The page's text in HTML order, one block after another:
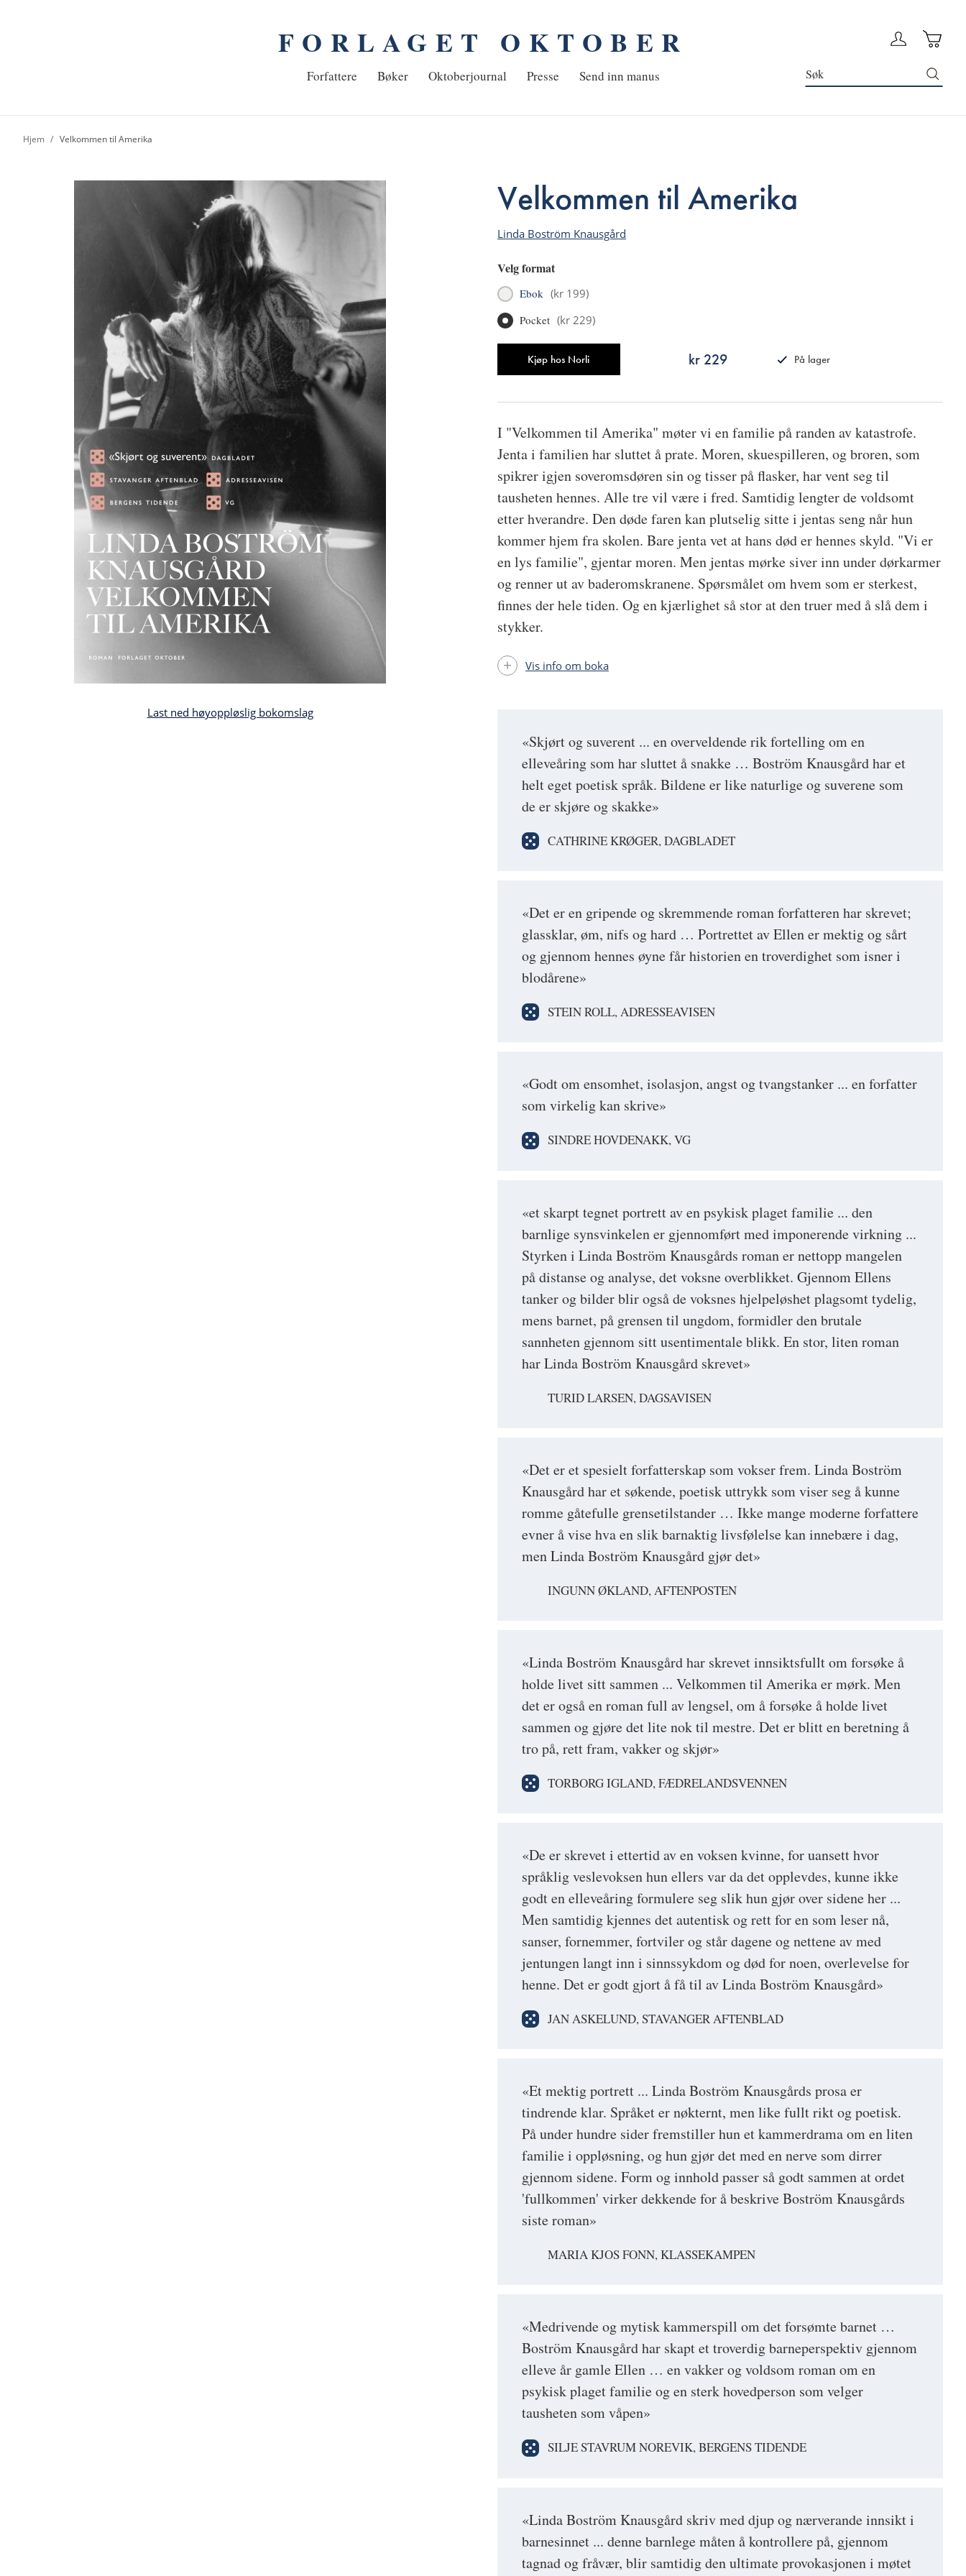
Logg
FORLAGET OKTOBER
Hjem
Forfattere Bøker Oktoberjournal Presse Send inn manus Søk
Hjem Velkommen til Amerika
Last ned høyoppløslig bokomslag
Velkommen til Amerika
Linda Boström Knausgård
Velg format
Ebok (kr 199)
Pocket (kr 229)
Kjøp hos Norli kr 229
På lager
«Skjørt og suverent ... en overveldende rik fortelling om en
elleveåring som har sluttet å snakke … Boström Knausgård har et
helt eget poetisk språk. Bildene er like naturlige og suverene som
de er skjøre og skakke»
CATHRINE KRØGER, DAGBLADET
«Det er en gripende og skremmende roman forfatteren har skrevet;
glassklar, øm, nifs og hard … Portrettet av Ellen er mektig og sårt
og gjennom hennes øyne får historien en troverdighet som isner i
blodårene»
STEIN ROLL, ADRESSEAVISEN
«Godt om ensomhet, isolasjon, angst og tvangstanker ... en forfatter
som virkelig kan skrive»
SINDRE HOVDENAKK, VG
«et skarpt tegnet portrett av en psykisk plaget familie ... den
barnlige synsvinkelen er gjennomført med imponerende virkning ...
Styrken i Linda Boström Knausgårds roman er nettopp mangelen
på distanse og analyse, det voksne overblikket. Gjennom Ellens
tanker og bilder blir også de voksnes hjelpeløshet plagsomt tydelig,
mens barnet, på grensen til ungdom, formidler den brutale
sannheten gjennom sitt usentimentale blikk. En stor, liten roman
har Linda Boström Knausgård skrevet»
TURID LARSEN, DAGSAVISEN
«Det er et spesielt forfatterskap som vokser frem. Linda Boström
Knausgård har et søkende, poetisk uttrykk som viser seg å kunne
romme gåtefulle grensetilstander … Ikke mange moderne forfattere
evner å vise hva en slik barnaktig livsfølelse kan innebære i dag,
men Linda Boström Knausgård gjør det»
INGUNN ØKLAND, AFTENPOSTEN
«Linda Boström Knausgård har skrevet innsiktsfullt om forsøke å
holde livet sitt sammen ... Velkommen til Amerika er mørk. Men
det er også en roman full av lengsel, om å forsøke å holde livet
sammen og gjøre det lite nok til mestre. Det er blitt en beretning å
tro på, rett fram, vakker og skjør»
TORBORG IGLAND, FÆDRELANDSVENNEN
«De er skrevet i ettertid av en voksen kvinne, for uansett hvor
språklig veslevoksen hun ellers var da det opplevdes, kunne ikke
godt en elleveåring formulere seg slik hun gjør over sidene her ...
Men samtidig kjennes det autentisk og rett for en som leser nå,
sanser, fornemmer, fortviler og står dagene og nettene av med
jentungen langt inn i sinnssykdom og død for noen, overlevelse for
henne. Det er godt gjort å få til av Linda Boström Knausgård»
JAN ASKELUND, STAVANGER AFTENBLAD
«Et mektig portrett ... Linda Boström Knausgårds prosa er
tindrende klar. Språket er nøkternt, men like fullt rikt og poetisk.
På under hundre sider fremstiller hun et kammerdrama om en liten
familie i oppløsning, og hun gjør det med en nerve som dirrer
gjennom sidene. Form og innhold passer så godt sammen at ordet
'fullkommen' virker dekkende for å beskrive Boström Knausgårds
siste roman»
MARIA KJOS FONN, KLASSEKAMPEN
«Medrivende og mytisk kammerspill om det forsømte barnet …
Boström Knausgård har skapt et troverdig barneperspektiv gjennom
elleve år gamle Ellen … en vakker og voldsom roman om en
psykisk plaget familie og en sterk hovedperson som velger
tausheten som våpen»
SILJE STAVRUM NOREVIK, BERGENS TIDENDE
«Linda Boström Knausgård skriv med djup og nærverande innsikt i
barnesinnet ... denne barnlege måten å kontrollere på, gjennom
tagnad og fråvær, blir samtidig den ultimate provokasjonen i møtet
I "Velkommen til Amerika" møter vi en familie på randen av katastrofe.
Jenta i familien har sluttet å prate. Moren, skuespilleren, og broren, som
spikrer igjen soveromsdøren sin og tisser på flasker, har vent seg til
tausheten hennes. Alle tre vil være i fred. Samtidig lengter de voldsomt
etter hverandre. Den døde faren kan plutselig sitte i jentas seng når hun
kommer hjem fra skolen. Bare jenta vet at hans død er hennes skyld. "Vi er
en lys familie", gjentar moren. Men jentas mørke siver inn under dørkarmer
og renner ut av baderomskranene. Spørsmålet om hvem som er sterkest,
finnes der hele tiden. Og en kjærlighet så stor at den truer med å slå dem i
stykker.
Vis info om boka